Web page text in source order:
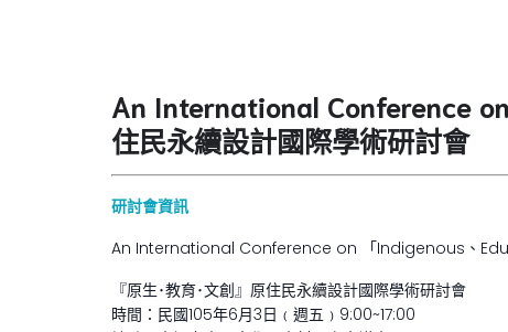
An International Conference
住民永續設計國際學術研討會
研討會資訊
An International Conference on 「Indigenous、
『原生･教育･文創』原住民永續設計國際學術研討會
時間：民國105年6月3日﹙週五﹚9:00~17:00